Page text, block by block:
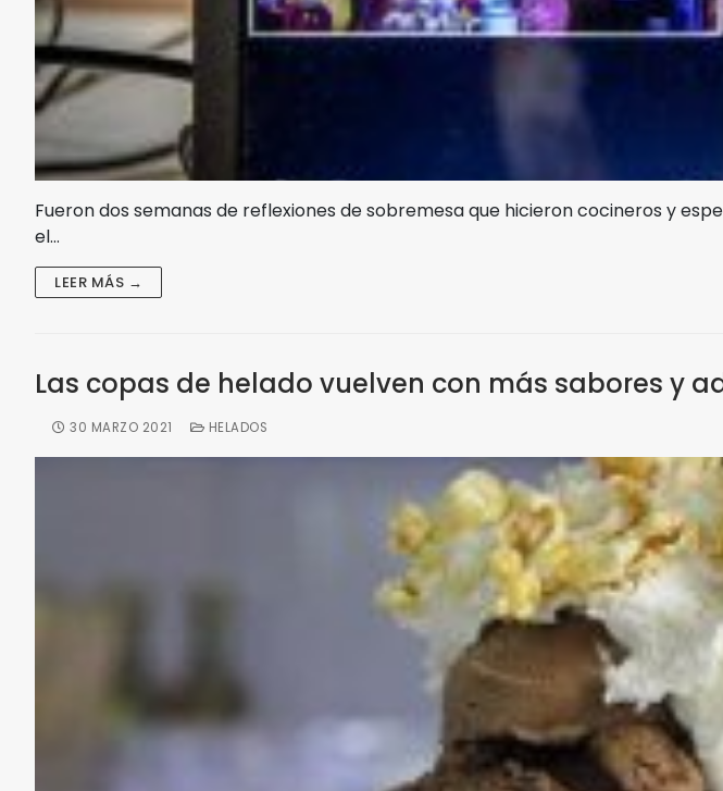
Fueron dos semanas de reflexiones de sobremesa que hicieron cocineros y
el…
LEER MÁS →
Las copas de helado vuelven con más sabores y
30 MARZO 2021 HELADOS